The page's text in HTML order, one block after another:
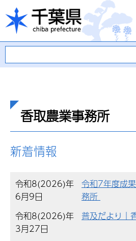
千葉県
香取農業事務所
新着情報
令和8(2026)年
6月9日
令和7年度成
務所
令和8(2026)年
3月27日
普及だより｜